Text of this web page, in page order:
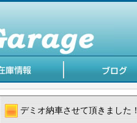
デミオ納車させて頂きました！